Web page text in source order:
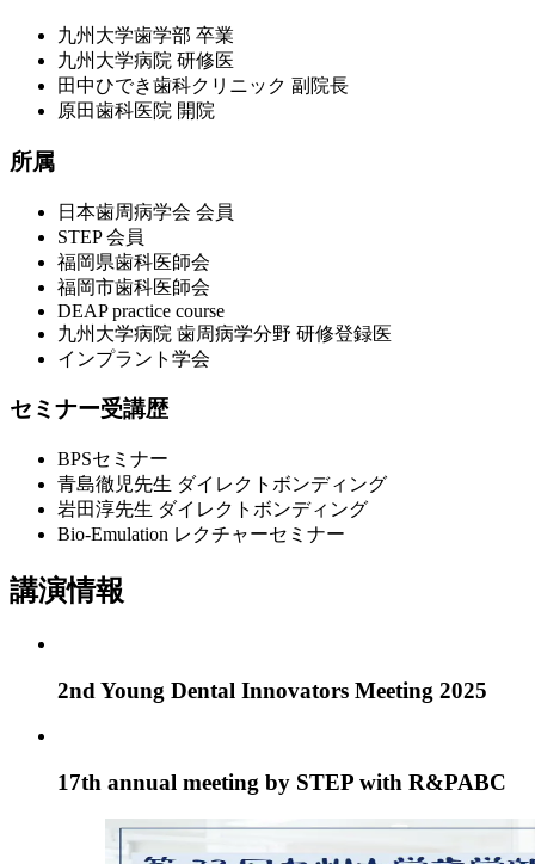
九州大学歯学部 卒業
九州大学病院 研修医
田中ひでき歯科クリニック 副院長
原田歯科医院 開院
所属
日本歯周病学会 会員
STEP 会員
福岡県歯科医師会
福岡市歯科医師会
DEAP practice course
九州大学病院 歯周病学分野 研修登録医
インプラント学会
セミナー受講歴
BPSセミナー
青島徹児先生 ダイレクトボンディング
岩田淳先生 ダイレクトボンディング
Bio-Emulation レクチャーセミナー
講演情報
2nd Young Dental Innovators Meeting 2025
17th annual meeting by STEP with R&PABC